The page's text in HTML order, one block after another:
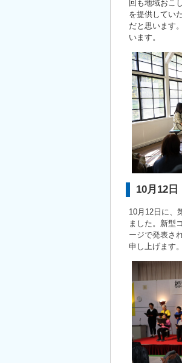
回も地域おこ
を提供してい
だと思います
います。
10月12
10月12日に、
ました。新型
ージで発表さ
申し上げます